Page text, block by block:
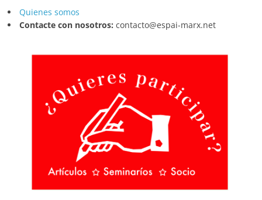
Quienes somos
Contacte con nosotros: contacto@espai-marx.net